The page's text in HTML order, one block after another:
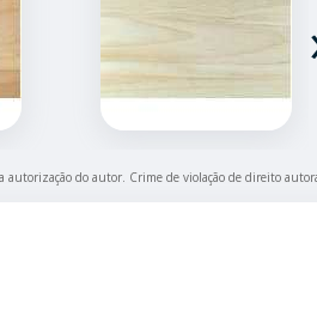
do autor. Crime de violação de direito